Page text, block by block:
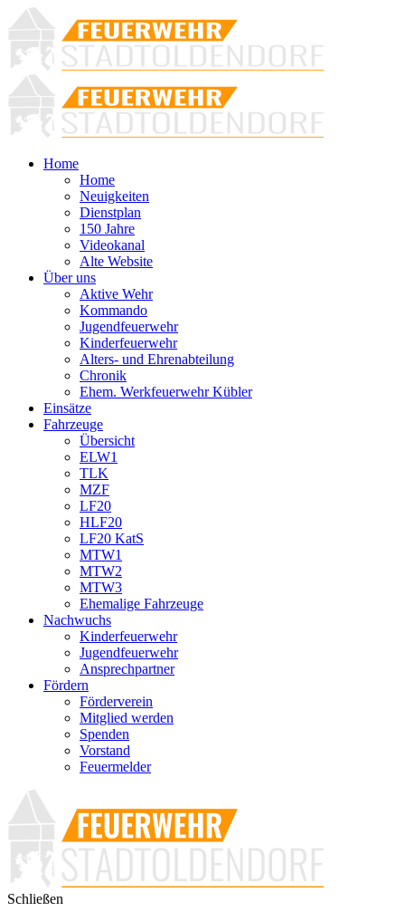
Home
Home
Neuigkeiten
Dienstplan
150 Jahre
Videokanal
Alte Website
Über uns
Aktive Wehr
Kommando
Jugendfeuerwehr
Kinderfeuerwehr
Alters- und Ehrenabteilung
Chronik
Ehem. Werkfeuerwehr Kübler
Einsätze
Fahrzeuge
Übersicht
ELW1
TLK
MZF
LF20
HLF20
LF20 KatS
MTW1
MTW2
MTW3
Ehemalige Fahrzeuge
Nachwuchs
Kinderfeuerwehr
Jugendfeuerwehr
Ansprechpartner
Fördern
Förderverein
Mitglied werden
Spenden
Vorstand
Feuermelder
Schließen